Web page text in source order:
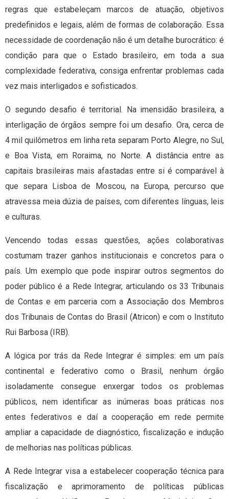
regras que estabeleçam marcos de atuação, objetivos
predefinidos e legais, além de formas de colaboração. Essa
necessidade de coordenação não é um detalhe burocrático: é
condição para que o Estado brasileiro, em toda a sua
complexidade federativa, consiga enfrentar problemas cada
vez mais interligados e sofisticados.
O segundo desafio é territorial. Na imensidão brasileira, a
interligação de órgãos sempre foi um desafio. Ora, cerca de
4 mil quilômetros em linha reta separam Porto Alegre, no Sul,
e Boa Vista, em Roraima, no Norte. A distância entre as
capitais brasileiras mais afastadas entre si é comparável à
que separa Lisboa de Moscou, na Europa, percurso que
atravessa meia dúzia de países, com diferentes línguas, leis
e culturas.
Vencendo todas essas questões, ações colaborativas
costumam trazer ganhos institucionais e concretos para o
país. Um exemplo que pode inspirar outros segmentos do
poder público é a Rede Integrar, articulando os 33 Tribunais
de Contas e em parceria com a Associação dos Membros
dos Tribunais de Contas do Brasil (Atricon) e com o Instituto
Rui Barbosa (IRB).
A lógica por trás da Rede Integrar é simples: em um país
continental e federativo como o Brasil, nenhum órgão
isoladamente consegue enxergar todos os problemas
públicos, nem identificar as inúmeras boas práticas nos
entes federativos e daí a cooperação em rede permite
ampliar a capacidade de diagnóstico, fiscalização e indução
de melhorias nas políticas públicas.
A Rede Integrar visa a estabelecer cooperação técnica para
fiscalização e aprimoramento de políticas públicas